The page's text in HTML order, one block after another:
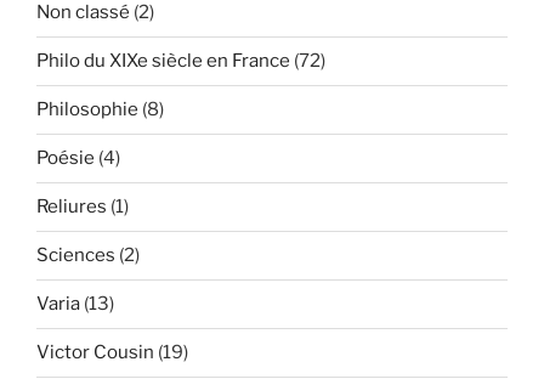
Non classé (2)
Philo du XIXe siècle en France (72)
Philosophie (8)
Poésie (4)
Reliures (1)
Sciences (2)
Varia (13)
Victor Cousin (19)